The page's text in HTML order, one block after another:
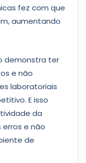
fez com que
aumentando
demonstra ter
e não
laboratoriais
E isso
da
e não
de